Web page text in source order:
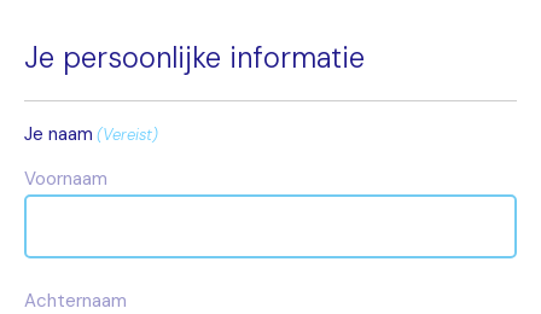
Je persoonlijke informatie
Je naam (Vereist)
Voornaam
Achternaam